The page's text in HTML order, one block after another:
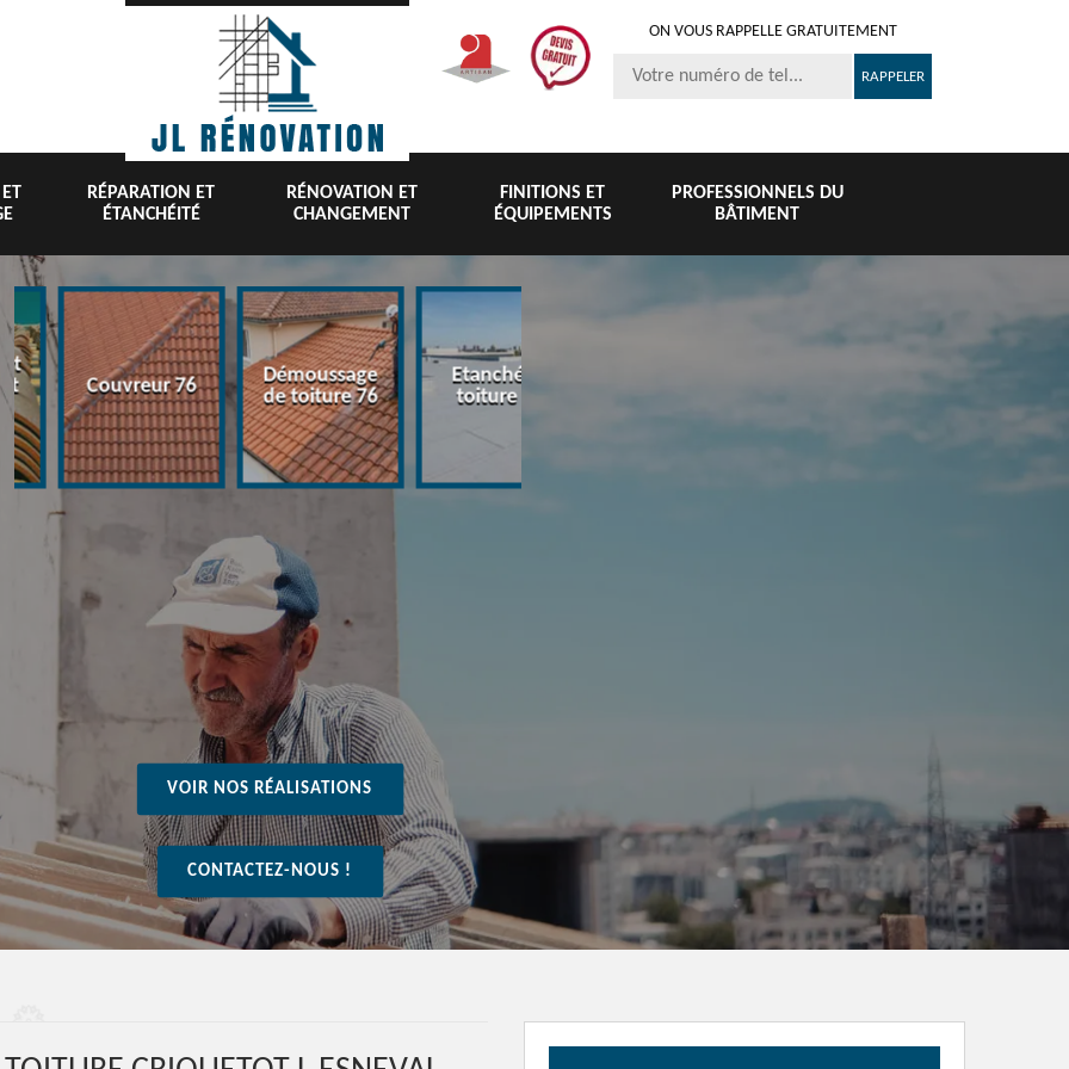
ON VOUS RAPPELLE GRATUITEMENT
RÉPARATION ET
ÉTANCHÉITÉ
RÉNOVATION ET
CHANGEMENT
FINITIONS ET
ÉQUIPEMENTS
PROFESSIONNELS DU
BÂTIMENT
Couvreur 76
Démoussage
de toiture 76
Etanchéité
toiture 76
VOIR NOS RÉALISATIONS
CONTACTEZ-NOUS !